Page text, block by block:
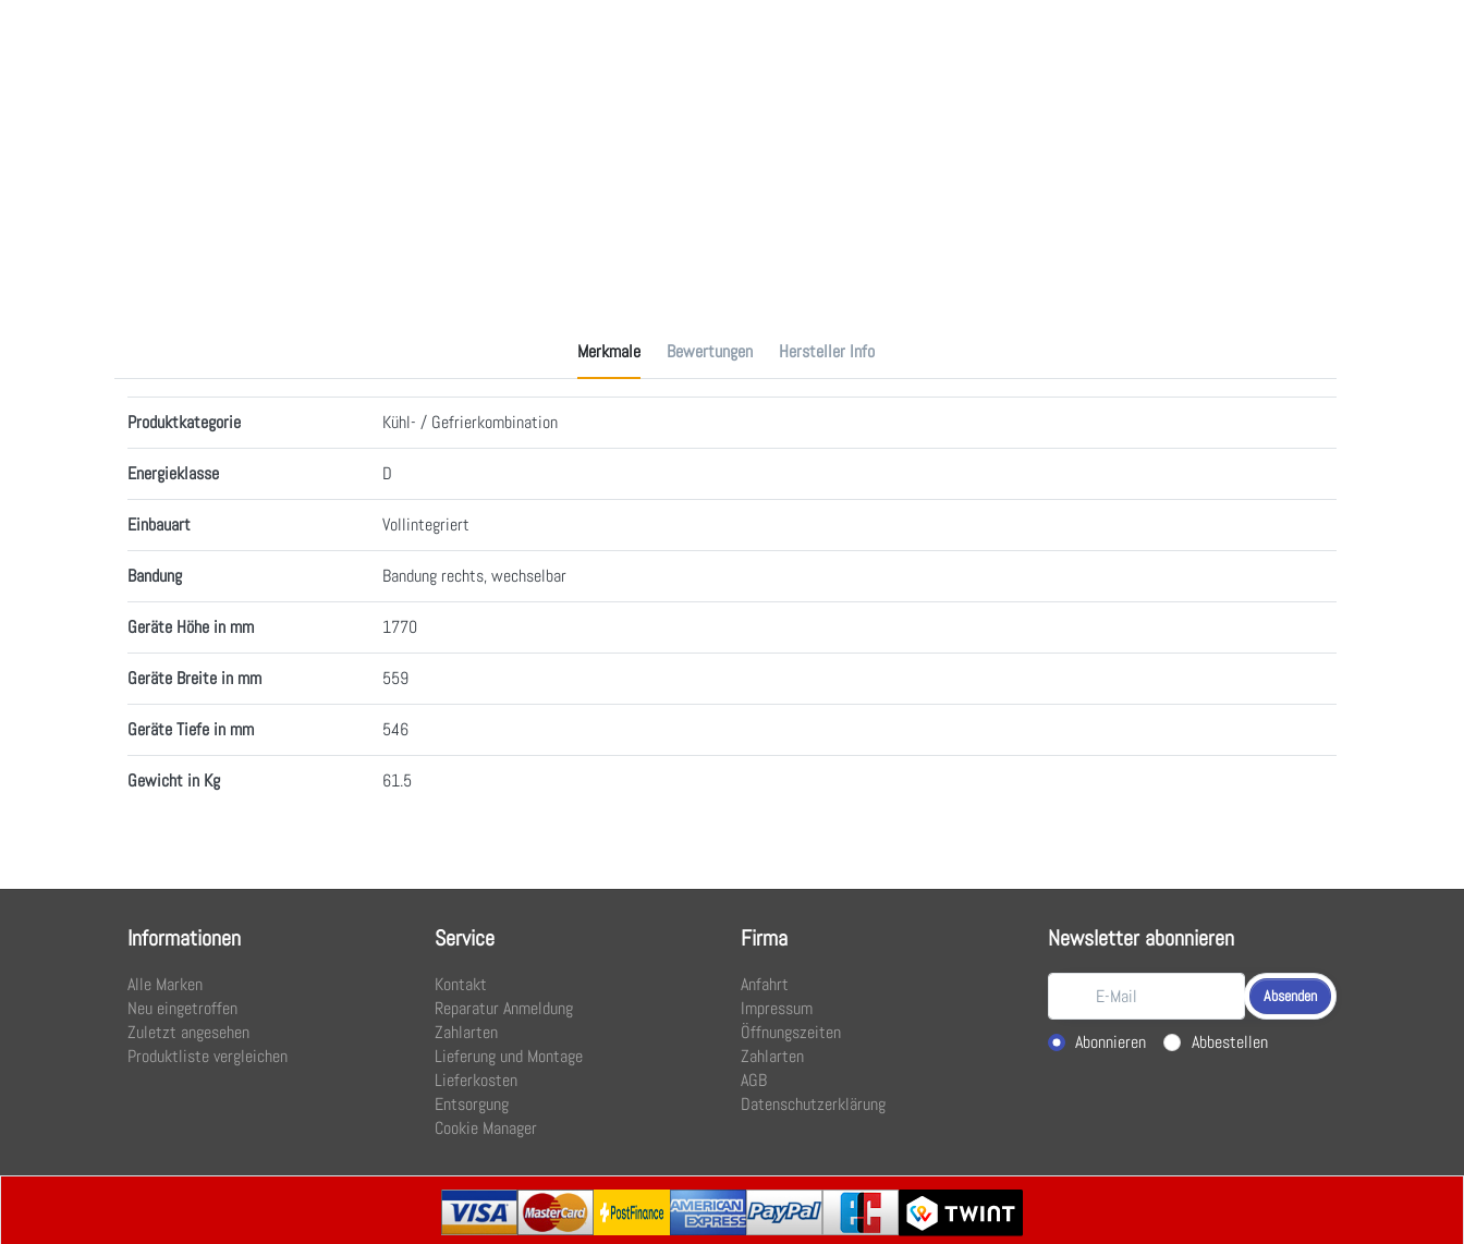
Merkmale Bewertungen Hersteller Info
Produktkategorie Kühl- / Gefrierkombination
Energieklasse D
Einbauart Vollintegriert
Bandung Bandung rechts, wechselbar
Geräte Höhe in mm 1770
Geräte Breite in mm 559
Geräte Tiefe in mm 546
Gewicht in Kg 61.5
Informationen
Alle Marken
Neu eingetroffen
Zuletzt angesehen
Produktliste vergleichen
Service
Kontakt
Reparatur Anmeldung
Zahlarten
Lieferung und Montage
Lieferkosten
Entsorgung
Cookie Manager
Firma
Anfahrt
Impressum
Öffnungszeiten
Zahlarten
AGB
Datenschutzerklärung
Newsletter abonnieren
Absenden
Aktion wählen
Abonnieren Abbestellen